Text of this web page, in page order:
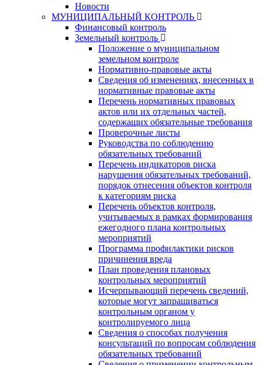
Новости
МУНИЦИПАЛЬНЫЙ КОНТРОЛЬ
Финансовый контроль
Земельный контроль
Положение о муниципальном
земельном контроле
Нормативно-правовые акты
Сведения об изменениях, внесенных в
нормативные правовые акты
Перечень нормативных правовых
актов или их отдельных частей,
содержащих обязательные требования
Проверочные листы
Руководства по соблюдению
обязательных требований
Перечень индикаторов риска
нарушения обязательных требований,
порядок отнесения объектов контроля
к категориям риска
Перечень объектов контроля,
учитываемых в рамках формирования
ежегодного плана контрольных
мероприятий
Программа профилактики рисков
причинения вреда
План проведения плановых
контрольных мероприятий
Исчерпывающий перечень сведений,
которые могут запрашиваться
контрольным органом у
контролируемого лица
Сведения о способах получения
консультаций по вопросам соблюдения
обязательных требований